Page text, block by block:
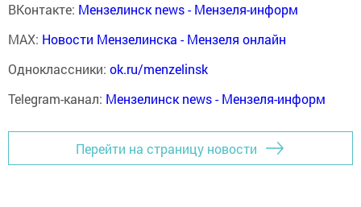
ВКонтакте: Мензелинск news - Мензеля-информ
MAX: Новости Мензелинска - Мензеля онлайн
Одноклассники: ok.ru/menzelinsk
Telegram-канал: Мензелинск news - Мензеля-информ
Перейти на страницу новости